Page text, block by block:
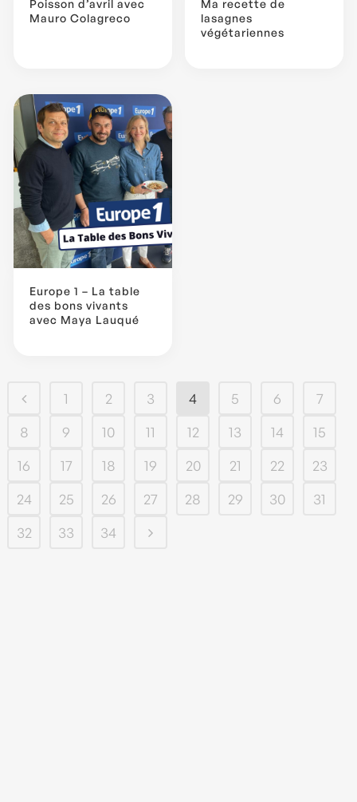
Poisson d’avril avec
Mauro Colagreco
Ma recette de
lasagnes
végétariennes
Europe 1 – La table
des bons vivants
avec Maya Lauqué
1 2 3 4 5 6
7
8
9 10 11 12 13 14
15
16
17 18 19 20 21 22
23
24
25 26 27 28 29 30
31
32
33 34